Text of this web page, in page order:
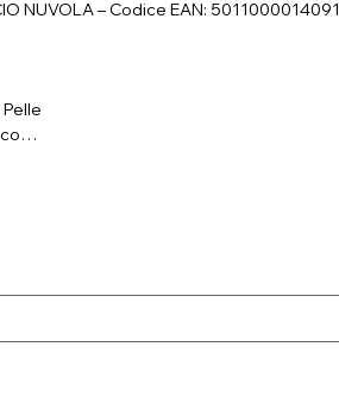
NUVOLA – Codice EAN: 5011000014091